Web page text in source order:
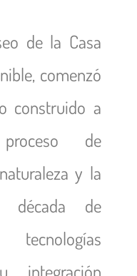
de la Casa
comenzó
construido a
de
y la
década de
integración